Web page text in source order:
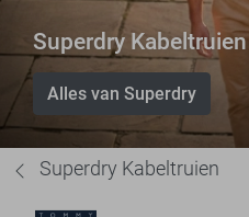
Superdry Kabeltruien
Alles van Superdry
Superdry Kabeltruien